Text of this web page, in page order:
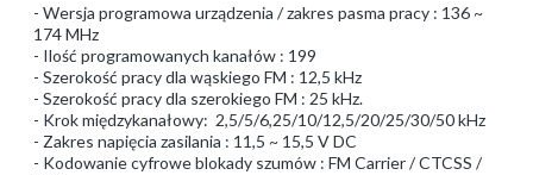
- Wersja programowa urządzenia / zakres pasma pracy : 136 ~
174 MHz
- Ilość programowanych kanałów : 199
- Szerokość pracy dla wąskiego FM : 12,5 kHz
- Szerokość pracy dla szerokiego FM : 25 kHz.
- Krok międzykanałowy: 2,5/5/6,25/10/12,5/20/25/30/50 kHz
- Zakres napięcia zasilania : 11,5 ~ 15,5 V DC
- Kodowanie cyfrowe blokady szumów : FM Carrier / CTCSS /